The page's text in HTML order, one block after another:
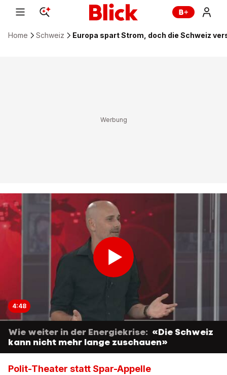
Home Schweiz Europa spart Strom, doch die Schweiz
4:48
Wie weiter in der Energiekrise: «Die Schweiz
kann nicht mehr lange zuschauen»
Polit-Theater statt Spar-Appelle